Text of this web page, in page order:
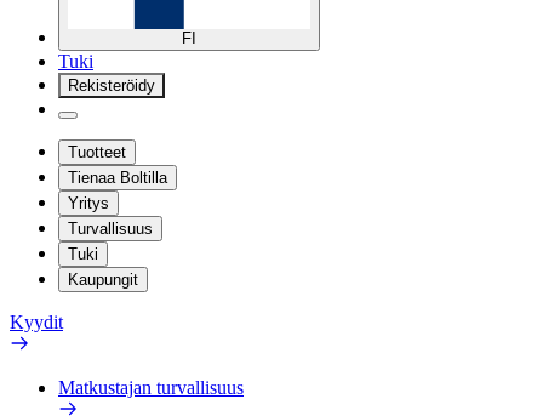
FI
Tuki
Rekisteröidy
Tuotteet
Tienaa Boltilla
Yritys
Turvallisuus
Tuki
Kaupungit
Kyydit
Matkustajan turvallisuus